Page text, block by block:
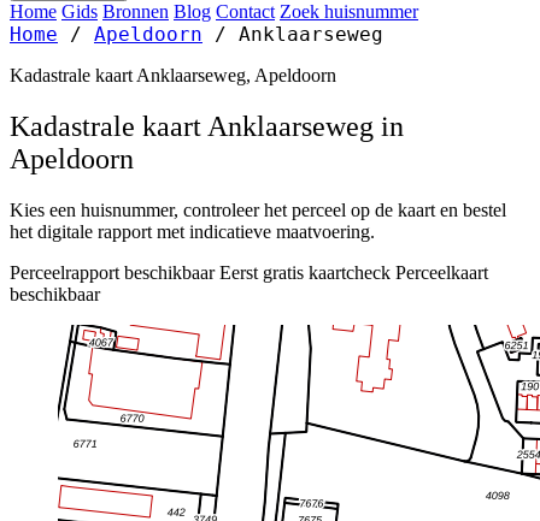
Home Gids Bronnen Blog Contact Zoek huisnummer
Home / Apeldoorn / Anklaarseweg
Kadastrale kaart Anklaarseweg, Apeldoorn
Kadastrale kaart Anklaarseweg in
Apeldoorn
Kies een huisnummer, controleer het perceel op de kaart en bestel
het digitale rapport met indicatieve maatvoering.
Perceelrapport beschikbaar Eerst gratis kaartcheck Perceelkaart
beschikbaar